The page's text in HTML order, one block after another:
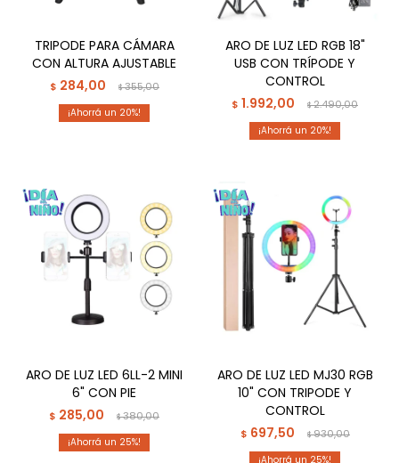
TRIPODE PARA CÁMARA
CON ALTURA AJUSTABLE
$ 284,00 $355,00
20
ARO DE LUZ LED RGB 18"
USB CON TRÍPODE Y
CONTROL
$ 1.992,00 $2.490,00
20
ARO DE LUZ LED 6LL-2 MINI
6" CON PIE
$ 285,00 $380,00
25
ARO DE LUZ LED MJ30 RGB
10" CON TRIPODE Y
CONTROL
$ 697,50 $930,00
25